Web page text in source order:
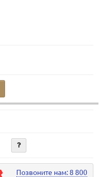
Позвоните нам: 8 800